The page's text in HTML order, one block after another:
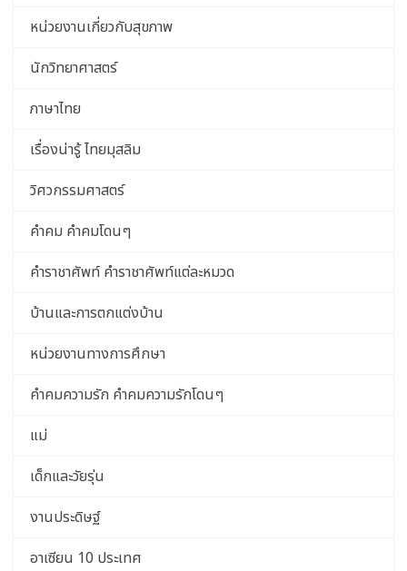
หน่วยงานเกี่ยวกับสุขภาพ
นักวิทยาศาสตร์
ภาษาไทย
เรื่องน่ารู้ ไทยมุสลิม
วิศวกรรมศาสตร์
คำคม คำคมโดนๆ
คำราชาศัพท์ คำราชาศัพท์แต่ละหมวด
บ้านและการตกแต่งบ้าน
หน่วยงานทางการศึกษา
คำคมความรัก คำคมความรักโดนๆ
แม่
เด็กและวัยรุ่น
งานประดิษฐ์
อาเซียน 10 ประเทศ